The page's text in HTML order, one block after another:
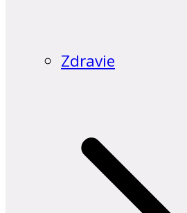
Zdravie